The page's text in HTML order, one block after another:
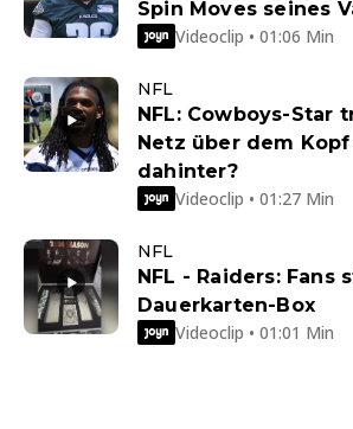
Spin Moves seines
Videoclip • 01:06 Min
NFL
NFL: Cowboys-Star
Netz über dem
dahinter?
Videoclip • 01:27 Min
NFL
NFL - Raiders: Fans
Dauerkarten-Box
Videoclip • 01:01 Min